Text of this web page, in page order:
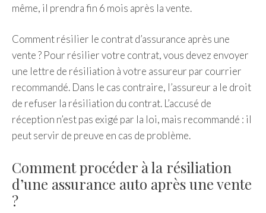
même, il prendra fin 6 mois après la vente.
Comment résilier le contrat d’assurance après une
vente ? Pour résilier votre contrat, vous devez envoyer
une lettre de résiliation à votre assureur par courrier
recommandé. Dans le cas contraire, l’assureur a le droit
de refuser la résiliation du contrat. L’accusé de
réception n’est pas exigé par la loi, mais recommandé : il
peut servir de preuve en cas de problème.
Comment procéder à la résiliation
d’une assurance auto après une vente
?